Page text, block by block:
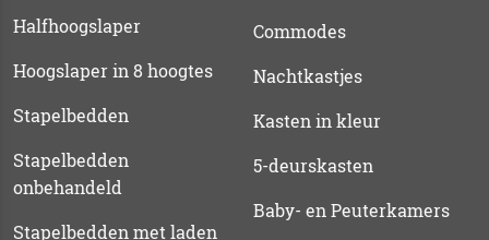
Halfhoogslaper
Hoogslaper in 8 hoogtes
Stapelbedden
Stapelbedden
onbehandeld
Stapelbedden met laden
Commodes
Nachtkastjes
Kasten in kleur
5-deurskasten
Baby- en Peuterkamers